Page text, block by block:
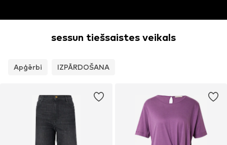
sessun tiešsaistes veikals
Apģērbi IZPĀRDOŠANA